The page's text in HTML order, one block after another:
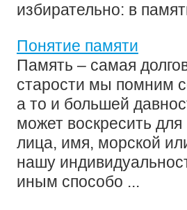
избирательно: в
Понятие памяти
Память – самая
старости мы помним
а то и большей
может воскресить
лица, имя, морской
нашу
иным способо ...